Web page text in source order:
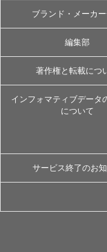
ブランド・メーカ
編集部
著作権と転載につ
インフォマティブデータ
について
サービス終了のお